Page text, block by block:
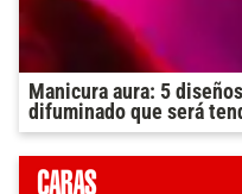
Manicura aura: 5
difuminado que será